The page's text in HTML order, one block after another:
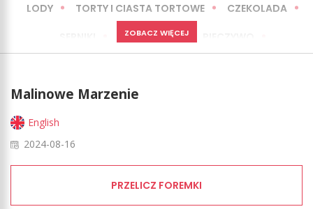
LODY TORTY I CIASTA TORTOWE CZEKOLADA
MINI WYPIEKI
LŻEJSZE / ZDROWSZE
ZOBACZ WIĘCEJ
Malinowe Marzenie
English
2024-08-16
PRZELICZ FOREMKI